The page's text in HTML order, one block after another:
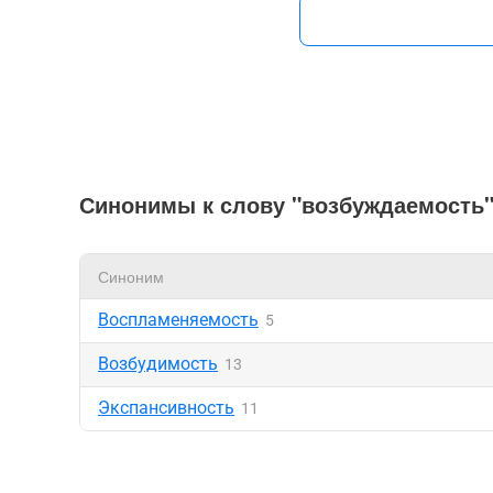
Синонимы к слову "возбуждаемость"
Синоним
Воспламеняемость 5
Возбудимость 13
Экспансивность 11